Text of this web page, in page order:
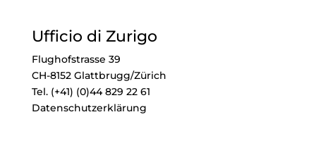
Ufficio di Zurigo
Flughofstrasse 39
CH-8152 Glattbrugg/Zürich
Tel. (+41) (0)44 829 22 61
Datenschutzerklärung